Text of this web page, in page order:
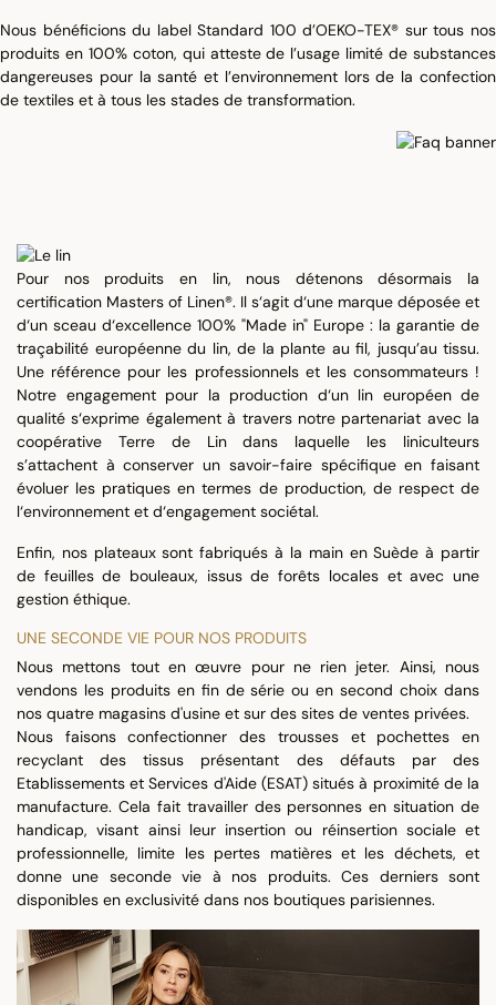
Nous bénéficions du label Standard 100 d’OEKO-TEX® sur tous nos
produits en 100% coton, qui atteste de l’usage limité de substances
dangereuses pour la santé et l’environnement lors de la confection
de textiles et à tous les stades de transformation.
Pour nos produits en lin, nous détenons désormais la
certification Masters of Linen®. Il s‘agit d‘une marque déposée et
d‘un sceau d‘excellence 100% "Made in" Europe : la garantie de
traçabilité européenne du lin, de la plante au fil, jusqu’au tissu.
Une référence pour les professionnels et les consommateurs !
Notre engagement pour la production d‘un lin européen de
qualité s‘exprime également à travers notre partenariat avec la
coopérative Terre de Lin dans laquelle les liniculteurs
s’attachent à conserver un savoir-faire spécifique en faisant
évoluer les pratiques en termes de production, de respect de
l‘environnement et d‘engagement sociétal.
Enfin, nos plateaux sont fabriqués à la main en Suède à partir
de feuilles de bouleaux, issus de forêts locales et avec une
gestion éthique.
UNE SECONDE VIE POUR NOS PRODUITS
Nous mettons tout en œuvre pour ne rien jeter. Ainsi, nous
vendons les produits en fin de série ou en second choix dans
nos quatre magasins d'usine et sur des sites de ventes privées.
Nous faisons confectionner des trousses et pochettes en
recyclant des tissus présentant des défauts par des
Etablissements et Services d'Aide (ESAT) situés à proximité de la
manufacture. Cela fait travailler des personnes en situation de
handicap, visant ainsi leur insertion ou réinsertion sociale et
professionnelle, limite les pertes matières et les déchets, et
donne une seconde vie à nos produits. Ces derniers sont
disponibles en exclusivité dans nos boutiques parisiennes.